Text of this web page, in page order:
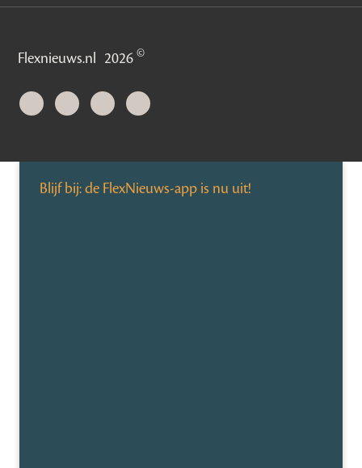
Flexnieuws.nl 2026©
Blijf bij: de FlexNieuws-app is nu uit!